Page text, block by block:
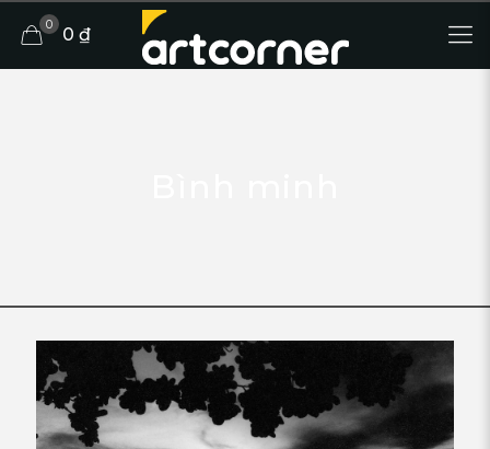
0 0 ₫